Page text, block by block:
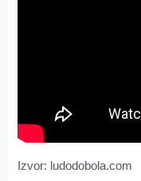
Izvor: ludodobola.com